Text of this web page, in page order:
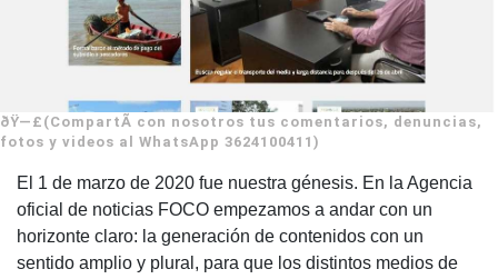
ðŸ—£(CompartÃ­ con nosotros tus comentarios, denuncias,
fotos y videos al WhatsApp 3624100411)
El 1 de marzo de 2020 fue nuestra génesis. En la Agencia
oficial de noticias FOCO empezamos a andar con un
horizonte claro: la generación de contenidos con un
sentido amplio y plural, para que los distintos medios de